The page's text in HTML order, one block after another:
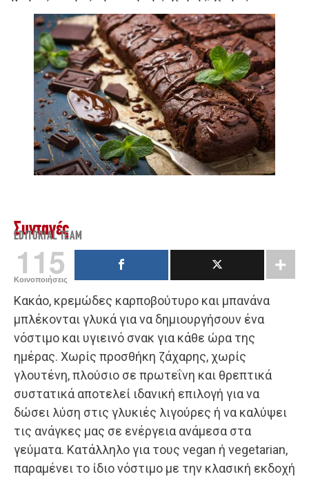
Συνταγές
EDITORIAL TEAM
115
Κοινοποιήσεις
Κακάο, κρεμώδες καρποβούτυρο και μπανάνα
μπλέκονται γλυκά για να δημιουργήσουν ένα
νόστιμο και υγιεινό σνακ για κάθε ώρα της
ημέρας. Χωρίς προσθήκη ζάχαρης, χωρίς
γλουτένη, πλούσιο σε πρωτεΐνη και θρεπτικά
συστατικά αποτελεί ιδανική επιλογή για να
δώσει λύση στις γλυκιές λιγούρες ή να καλύψει
τις ανάγκες μας σε ενέργεια ανάμεσα στα
γεύματα. Κατάλληλο για τους vegan ή vegetarian,
παραμένει το ίδιο νόστιμο με την κλασική εκδοχή